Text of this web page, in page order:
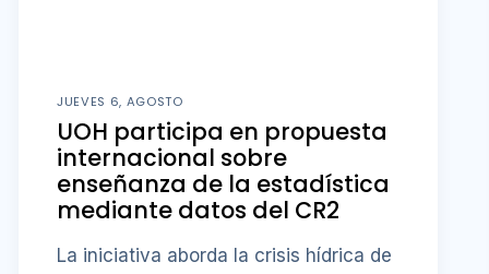
JUEVES 6, AGOSTO
UOH participa en propuesta
internacional sobre
enseñanza de la estadística
mediante datos del CR2
La iniciativa aborda la crisis hídrica de